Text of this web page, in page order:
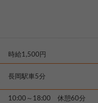
時給1,500円
長岡駅車5分
10:00～18:00 休憩60分